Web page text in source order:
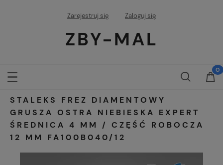
Zarejestruj się Zaloguj się
ZBY-MAL
STALEKS FREZ DIAMENTOWY
GRUSZA OSTRA NIEBIESKA EXPERT
ŚREDNICA 4 MM / CZĘŚĆ ROBOCZA
12 MM FA100B040/12